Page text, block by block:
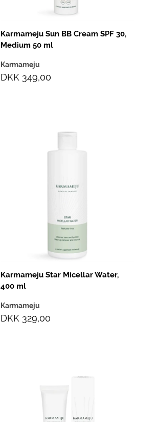
Karmameju Sun BB Cream SPF 30,
Medium 50 ml
Karmameju
DKK 349,00
Karmameju Star Micellar Water,
400 ml
Karmameju
DKK 329,00